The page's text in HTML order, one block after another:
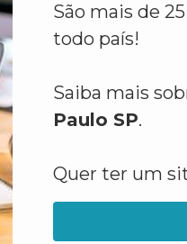
São mais de
todo país!
Saiba mais
Paulo SP.
Quer ter um